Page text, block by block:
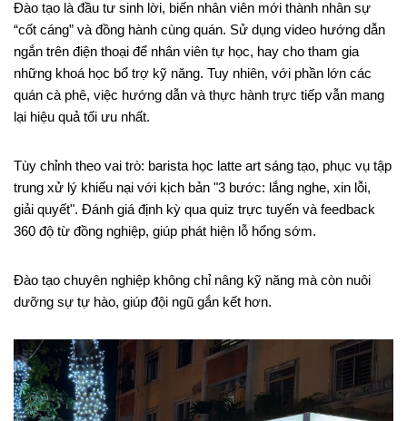
Đào tạo là đầu tư sinh lời, biến nhân viên mới thành nhân sự
“cốt cáng” và đồng hành cùng quán. Sử dụng video hướng dẫn
ngắn trên điện thoại để nhân viên tự học, hay cho tham gia
những khoá học bổ trợ kỹ năng. Tuy nhiên, với phần lớn các
quán cà phê, việc hướng dẫn và thực hành trực tiếp vẫn mang
lại hiệu quả tối ưu nhất.
Tùy chỉnh theo vai trò: barista học latte art sáng tạo, phục vụ tập
trung xử lý khiếu nại với kịch bản "3 bước: lắng nghe, xin lỗi,
giải quyết". Đánh giá định kỳ qua quiz trực tuyến và feedback
360 độ từ đồng nghiệp, giúp phát hiện lỗ hổng sớm.
Đào tạo chuyên nghiệp không chỉ nâng kỹ năng mà còn nuôi
dưỡng sự tự hào, giúp đội ngũ gắn kết hơn.